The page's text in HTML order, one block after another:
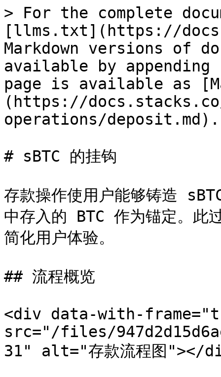
> For the complete
[llms.txt](https://
Markdown versions of
available by
page is available as
(https://
operations/deposit.md).
# sBTC 的挂钩
存款操作使用户能够铸造
中存入的 BTC 作为锚定。此
简化用户体验。
## 流程概览
<div data-with-
src="/files/
31" alt="存款流程图"></